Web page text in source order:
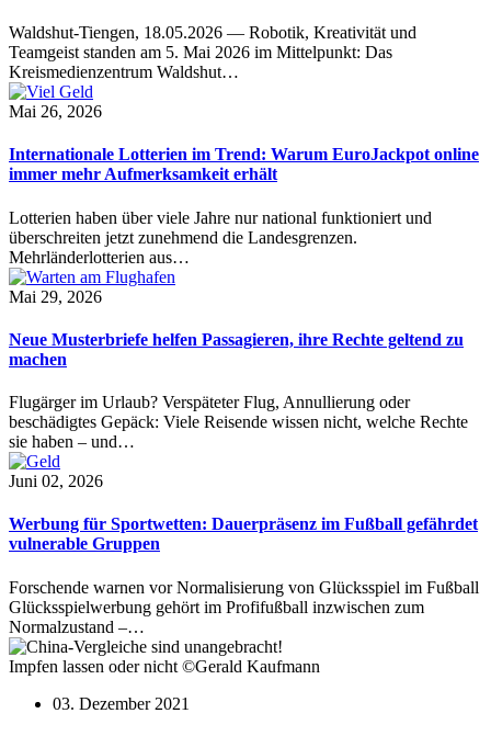
Waldshut-Tiengen, 18.05.2026 — Robotik, Kreativität und
Teamgeist standen am 5. Mai 2026 im Mittelpunkt: Das
Kreismedienzentrum Waldshut…
Mai 26, 2026
Internationale Lotterien im Trend: Warum EuroJackpot online
immer mehr Aufmerksamkeit erhält
Lotterien haben über viele Jahre nur national funktioniert und
überschreiten jetzt zunehmend die Landesgrenzen.
Mehrländerlotterien aus…
Mai 29, 2026
Neue Musterbriefe helfen Passagieren, ihre Rechte geltend zu
machen
Flugärger im Urlaub? Verspäteter Flug, Annullierung oder
beschädigtes Gepäck: Viele Reisende wissen nicht, welche Rechte
sie haben – und…
Juni 02, 2026
Werbung für Sportwetten: Dauerpräsenz im Fußball gefährdet
vulnerable Gruppen
Forschende warnen vor Normalisierung von Glücksspiel im Fußball
Glücksspielwerbung gehört im Profifußball inzwischen zum
Normalzustand –…
Impfen lassen oder nicht ©Gerald Kaufmann
03. Dezember 2021